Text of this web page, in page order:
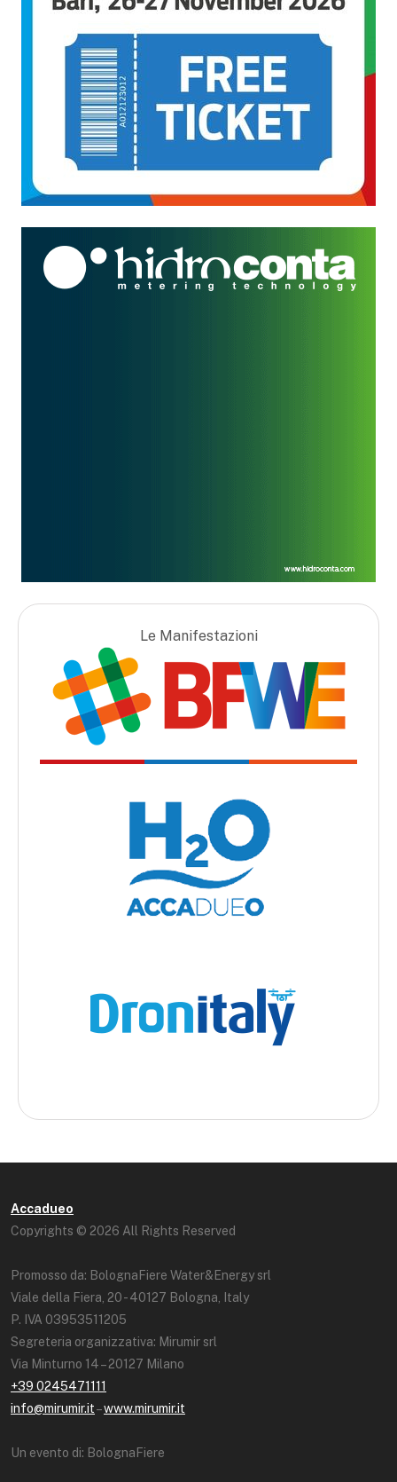
Le Manifestazioni
Accadueo
Copyrights © 2026 All Rights Reserved
Promosso da: BolognaFiere Water&Energy srl
Viale della Fiera, 20 - 40127 Bologna, Italy
P. IVA 03953511205
Segreteria organizzativa: Mirumir srl
Via Minturno 14 – 20127 Milano
+39 0245471111
info@mirumir.it–www.mirumir.it
Un evento di: BolognaFiere